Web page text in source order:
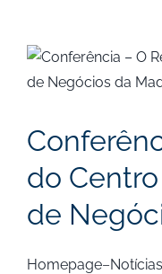
View
Larger
do
de
Homepage–Notícias